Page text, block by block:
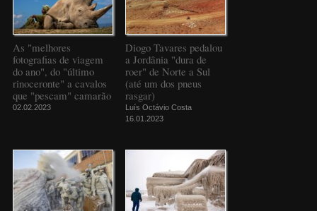
As "melhores
fotografias de viagem
do ano", do "último
rinoceronte" a cavalos
que "pescam" camarão
02.02.2023
Diogo Tavares pedalou
a Jordânia "dura de
roer" de Norte a Sul
(até um dos pneus
rasgar)
Luís Octávio Costa
16.01.2023